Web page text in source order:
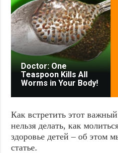
Doctor: One
Teaspoon Kills All
Worms in Your Body!
Как встретить этот
нельзя делать, как
здоровье детей – об этом
статье.